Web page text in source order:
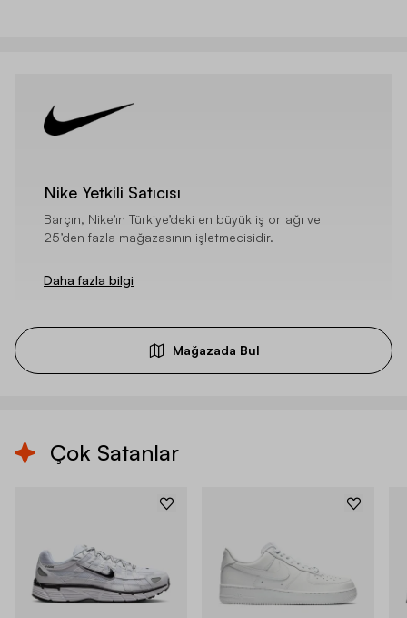
Nike Yetkili Satıcısı
Barçın, Nike’ın Türkiye’deki en büyük iş ortağı ve
25’den fazla mağazasının işletmecisidir.
Daha fazla bilgi
Mağazada Bul
Çok Satanlar